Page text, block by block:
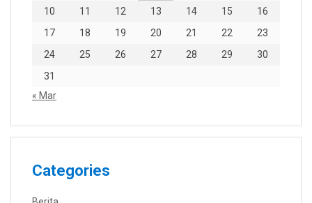
10
11 12 13 14 15
16
17
18 19 20 21 22
23
24
25 26 27 28 29
30
31
« Mar
Categories